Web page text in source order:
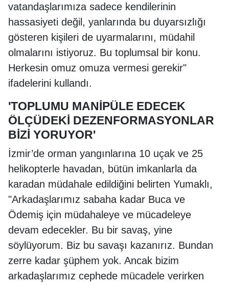
vatandaşlarımıza sadece kendilerinin
hassasiyeti değil, yanlarında bu duyarsızlığı
gösteren kişileri de uyarmalarını, müdahil
olmalarını istiyoruz. Bu toplumsal bir konu.
Herkesin omuz omuza vermesi gerekir"
ifadelerini kullandı.
'TOPLUMU MANİPÜLE EDECEK
ÖLÇÜDEKİ DEZENFORMASYONLAR
BİZİ YORUYOR'
İzmir’de orman yangınlarına 10 uçak ve 25
helikopterle havadan, bütün imkanlarla da
karadan müdahale edildiğini belirten Yumaklı,
"Arkadaşlarımız sabaha kadar Buca ve
Ödemiş için müdahaleye ve mücadeleye
devam edecekler. Bu bir savaş, yine
söylüyorum. Biz bu savaşı kazanırız. Bundan
zerre kadar şüphem yok. Ancak bizim
arkadaşlarımız cephede mücadele verirken